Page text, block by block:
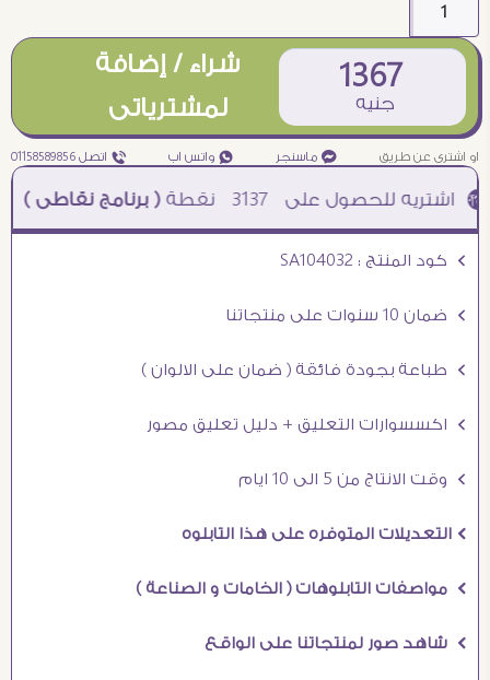
1367
جنيه
شراء / إضافة
لمشترياتى
او اشترى عن طريق ¥ ماسنجر ₧ واتس اب ƒ اتصل 01158589856
3137 نقطة( برنامج نقاطى )à خصم 5% للعملاء الجدد à شحن مجانى عند الشراء ب 4000 جنيه à
Ö كود المنتج : SA104032
Ö ضمان 10 سنوات على منتجاتنا
Ö طباعة بجودة فائقة ( ضمان على الالوان )
Ö اكسسوارات التعليق + دليل تعليق مصور
Ö وقت الانتاج من 5 الى 10 ايام
Ö التعديلات المتوفره على هذا التابلوه
Ö مواصفات التابلوهات ( الخامات و الصناعة )
Ö شاهد صور لمنتجاتنا على الواقع